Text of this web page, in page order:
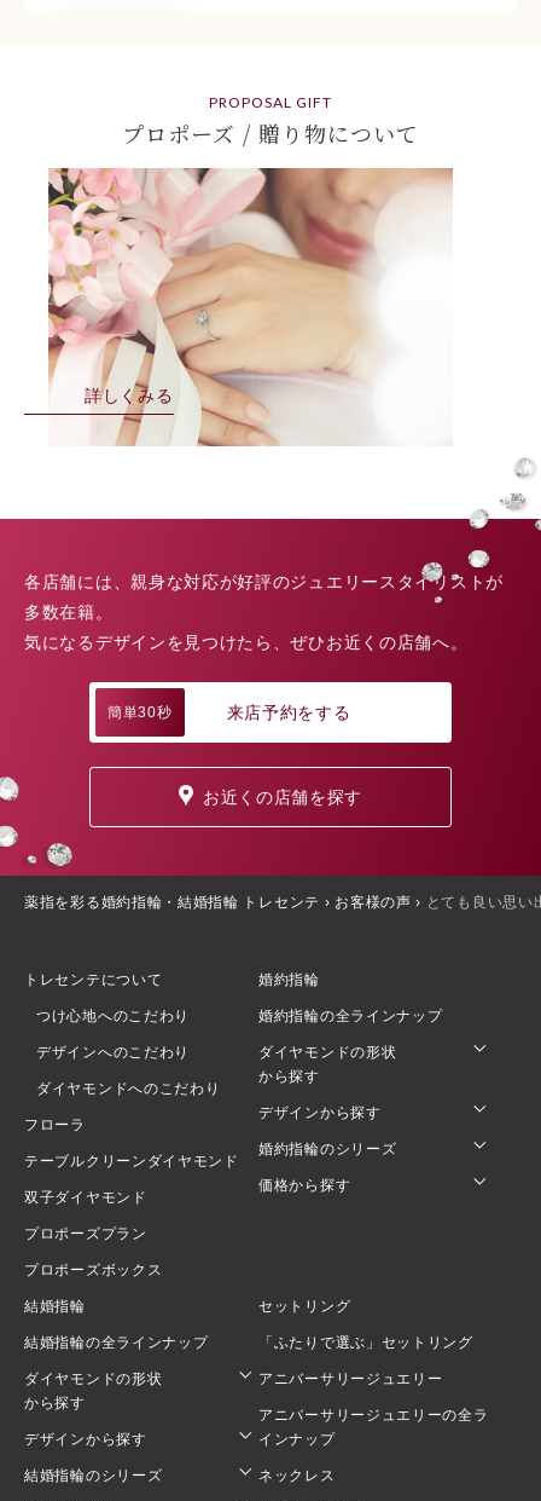
PROPOSAL GIFT
プロポーズ / 贈り物について
詳しくみる
各店舗には、親身な対応が好評のジュエリースタイリストが
多数在籍。
気になるデザインを見つけたら、ぜひお近くの店舗へ。
簡単30秒 来店予約をする
お近くの店舗を探す
薬指を彩る婚約指輪・結婚指輪 トレセンテ › お客様の声 › とても良い思い
トレセンテについて
つけ心地へのこだわり
デザインへのこだわり
ダイヤモンドへのこだわり
フローラ
テーブルクリーンダイヤモンド
双子ダイヤモンド
プロポーズプラン
プロポーズボックス
婚約指輪
婚約指輪の全ラインナップ
ダイヤモンドの形状
から探す
デザインから探す
婚約指輪のシリーズ
価格から探す
結婚指輪
結婚指輪の全ラインナップ
ダイヤモンドの形状
から探す
デザインから探す
結婚指輪のシリーズ
セットリング
「ふたりで選ぶ」セットリング
アニバーサリージュエリー
アニバーサリージュエリーの全ラ
インナップ
ネックレス